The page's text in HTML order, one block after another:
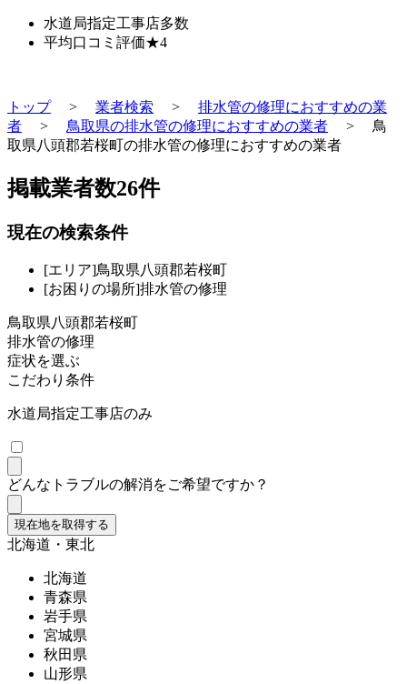
水道局指定工事店多数
平均口コミ評価★4
トップ> 業者検索 > 排水管の修理におすすめの業
者 > 鳥取県の排水管の修理におすすめの業者 > 鳥
取県八頭郡若桜町の排水管の修理におすすめの業者
掲載業者数26件
現在の検索条件
[エリア]鳥取県八頭郡若桜町
[お困りの場所]排水管の修理
鳥取県八頭郡若桜町
排水管の修理
症状を選ぶ
こだわり条件
水道局指定工事店のみ
どんなトラブルの解消をご希望ですか？
現在地を取得する
北海道・東北
北海道
青森県
岩手県
宮城県
秋田県
山形県